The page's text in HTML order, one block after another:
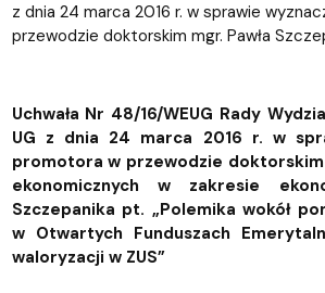
z dnia 24 marca 2016 r. w sprawie
przewodzie doktorskim mgr. Pawła
Uchwała Nr 48/16/WEUG Rady
UG z dnia 24 marca 2016 r. w
promotora w przewodzie
ekonomicznych w zakresie
Szczepanika pt. „Polemika wokół
w Otwartych Funduszach
waloryzacji w ZUS”